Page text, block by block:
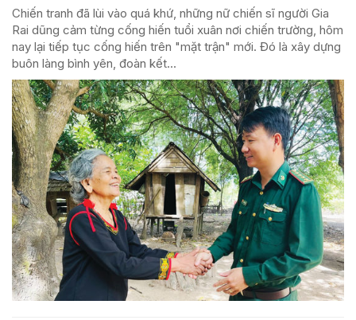
Chiến tranh đã lùi vào quá khứ, những nữ chiến sĩ người Gia
Rai dũng cảm từng cống hiến tuổi xuân nơi chiến trường, hôm
nay lại tiếp tục cống hiến trên "mặt trận" mới. Đó là xây dựng
buôn làng bình yên, đoàn kết...